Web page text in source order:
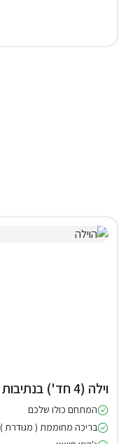
וילה (4 חד') בנתיבות
המתחם כולו שלכם
בריכה מחוממת ( מגודרת )